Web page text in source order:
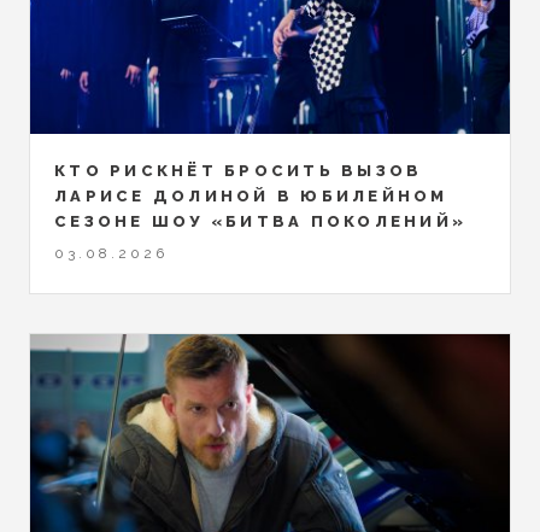
КТО РИСКНЁТ БРОСИТЬ ВЫЗОВ
ЛАРИСЕ ДОЛИНОЙ В ЮБИЛЕЙНОМ
СЕЗОНЕ ШОУ «БИТВА ПОКОЛЕНИЙ»
03.08.2026